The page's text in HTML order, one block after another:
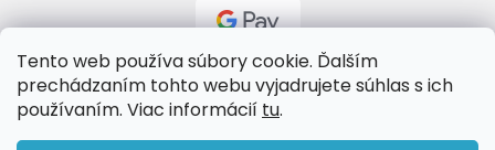
Tento web používa súbory cookie. Ďalším
prechádzaním tohto webu vyjadrujete súhlas s ich
používaním. Viac informácií tu.